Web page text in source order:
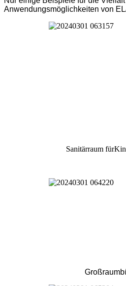
Anwendungsmöglichkeiten von
Sanitärraum